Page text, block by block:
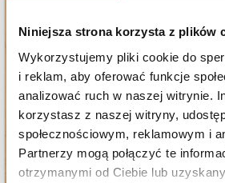
Niniejsza strona korzysta z plików
Wykorzystujemy pliki cookie do
i reklam, aby oferować funkcje
analizować ruch w naszej witrynie.
korzystasz z naszej witryny,
społecznościowym, reklamowym i
Partnerzy mogą połączyć te
otrzymanymi od Ciebie lub